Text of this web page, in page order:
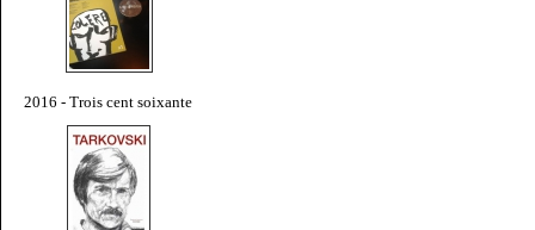
2016 - Trois cent soixante